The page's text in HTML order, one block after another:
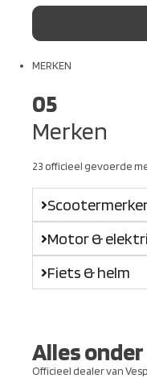
MERKEN
05
Merken
23 officieel gevoerde
Motor &
Fiets & helm
Alles
Officieel dealer van